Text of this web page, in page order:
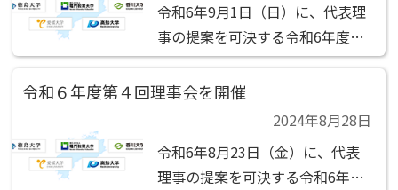
成の充実の一環として、様々な社
会課題に対応できる「人財...
令和6年9月1日（日）に、代表理
事の提案を可決する令和6年度第
3回社員総会の決議があったもの
とみなされました 。 決議事項
（1）第1号議案 監事2名選任の件
令和６年度第４回理事会を開催
2024年8月28日
令和6年8月23日（金）に、代表
理事の提案を可決する令和6年度